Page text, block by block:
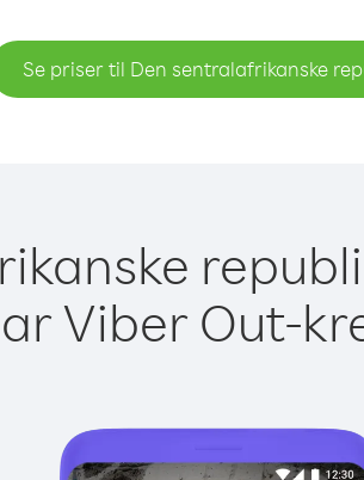
Se priser til Den sentralafrikanske
Viber Out-